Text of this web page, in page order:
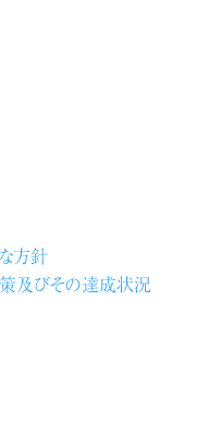
方針
及びその達成状況